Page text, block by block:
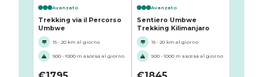
Avanzato
Trekking via il Percorso
Umbwe
15 - 20 km al giorno
500 - 1000 m ascesa al giorno
Avanzato
Sentiero Umbwe
Trekking Kilimanjaro
15 - 20 km al giorno
500 - 1000 m ascesa al giorno